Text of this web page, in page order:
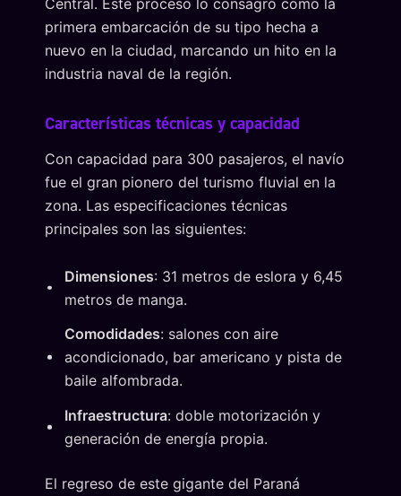
Central. Este proceso lo consagró como la
primera embarcación de su tipo hecha a
nuevo en la ciudad, marcando un hito en la
industria naval de la región.
Características técnicas y capacidad
Con capacidad para 300 pasajeros, el navío
fue el gran pionero del turismo fluvial en la
zona. Las especificaciones técnicas
principales son las siguientes:
Dimensiones: 31 metros de eslora y 6,45
metros de manga.
Comodidades: salones con aire
acondicionado, bar americano y pista de
baile alfombrada.
Infraestructura: doble motorización y
generación de energía propia.
El regreso de este gigante del Paraná